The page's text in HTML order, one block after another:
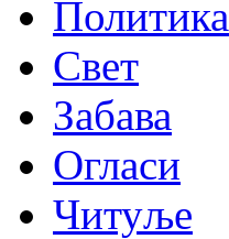
Политика
Свет
Забава
Огласи
Читуље